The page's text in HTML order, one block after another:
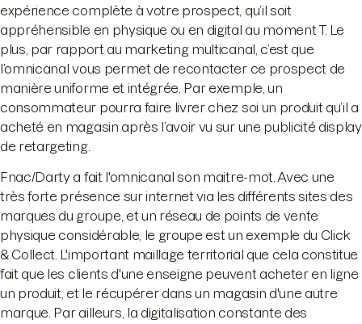
expérience complète à votre prospect, qu’il soit
appréhensible en physique ou en digital au moment T. Le
plus, par rapport au marketing multicanal, c’est que
l’omnicanal vous permet de recontacter ce prospect de
manière uniforme et intégrée. Par exemple, un
consommateur pourra faire livrer chez soi un produit qu’il a
acheté en magasin après l’avoir vu sur une publicité display
de retargeting.
Fnac/Darty a fait l'omnicanal son maitre-mot. Avec une
très forte présence sur internet via les différents sites des
marques du groupe, et un réseau de points de vente
physique considérable, le groupe est un exemple du Click
& Collect. L'important maillage territorial que cela constitue
fait que les clients d'une enseigne peuvent acheter en ligne
un produit, et le récupérer dans un magasin d'une autre
marque. Par ailleurs, la digitalisation constante des